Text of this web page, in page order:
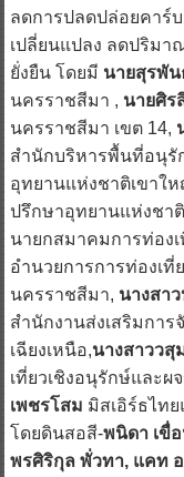
ลดการปลดปล่อยคาร์
เปลี่ยนแปลง ลดปริม
ยั่งยืน โดยมี นายสุรพั
นครราชสีมา , นายศิร
นครราชสีมา เขต 14,
สำนักบริหารพื้นที่อนุรั
อุทยานแห่งชาติเขาใ
ปรึกษาอุทยานแห่งชา
นายกสมาคมการท่อง
อำนวยการการท่องเที่
นครราชสีมา, นางสา
สำนักงานส่งเสริมกา
เฉียงเหนือ,นางสาววสุ
เที่ยวเชิงอนุรักษ์และผ
เพชรโสม มิสเอิร์ธไท
โดยดินสอสี-พนิดา เขื่
พรศิริกุล พั่วทา, แคท